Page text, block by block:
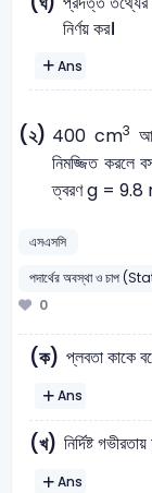
নির্ণয় কর।
Ans
(২) 400 cm3
নিমজ্জিত করলে
ত্বরণ g = 9.8
এসএসসি
পদার্থের অবস্থা ও
0
(ক) প্লবতা কাকে
Ans
(খ) নির্দিষ্ট
Ans